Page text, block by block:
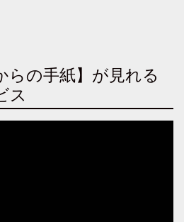
らの手紙】が見れる
ス